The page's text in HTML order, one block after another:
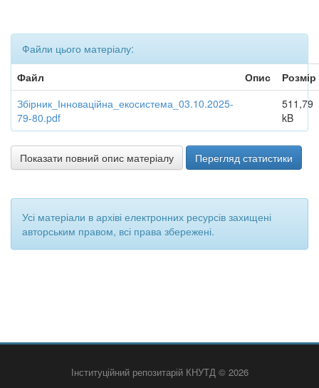
Файли цього матеріалу:
Файл
Опис
Розмір
Збірник_Інноваційна_екосистема_03.10.2025-
79-80.pdf
511,79
kB
Показати повний опис матеріалу Перегляд статистики
Усі матеріали в архіві електронних ресурсів захищені
авторським правом, всі права збережені.
Інституційний репозитарій КНУТД © 2026